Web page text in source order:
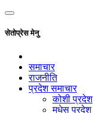
सेतोप्रेस मेनु
समाचार
राजनीति
प्रदेश समाचार
कोशी प्रदेश
मधेस प्रदेश